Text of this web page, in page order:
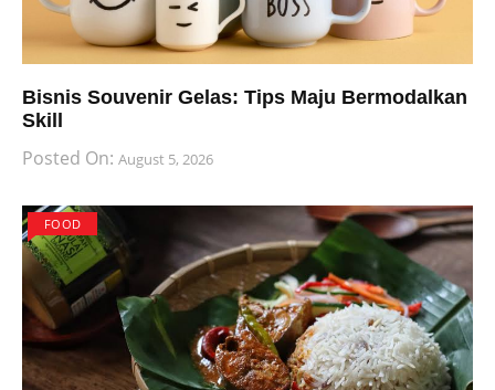
Bisnis Souvenir Gelas: Tips Maju Bermodalkan
Skill
Posted On: August 5, 2026
FOOD